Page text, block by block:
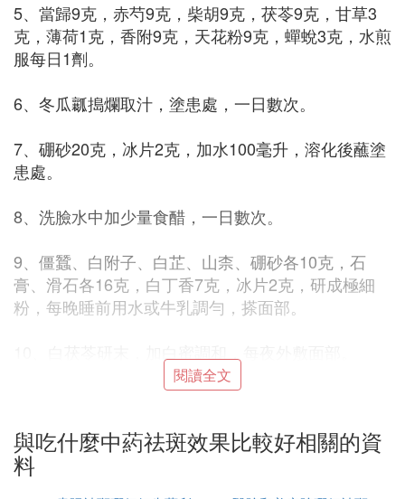
5、當歸9克，赤芍9克，柴胡9克，茯苓9克，甘草3
克，薄荷1克，香附9克，天花粉9克，蟬蛻3克，水煎
服每日1劑。
6、冬瓜瓤搗爛取汁，塗患處，一日數次。
7、硼砂20克，冰片2克，加水100毫升，溶化後蘸塗
患處。
8、洗臉水中加少量食醋，一日數次。
9、僵蠶、白附子、白芷、山柰、硼砂各10克，石
膏、滑石各16克，白丁香7克，冰片2克，研成極細
粉，每晚睡前用水或牛乳調勻，搽面部。
11、白附子研末，加白密調勻，塗紙上。每晚睡前洗
12、黑牽牛（子）末，雞蛋清調和，夜敷旦洗。
閱讀全文
與吃什麼中葯祛斑效果比較好相關的資
料